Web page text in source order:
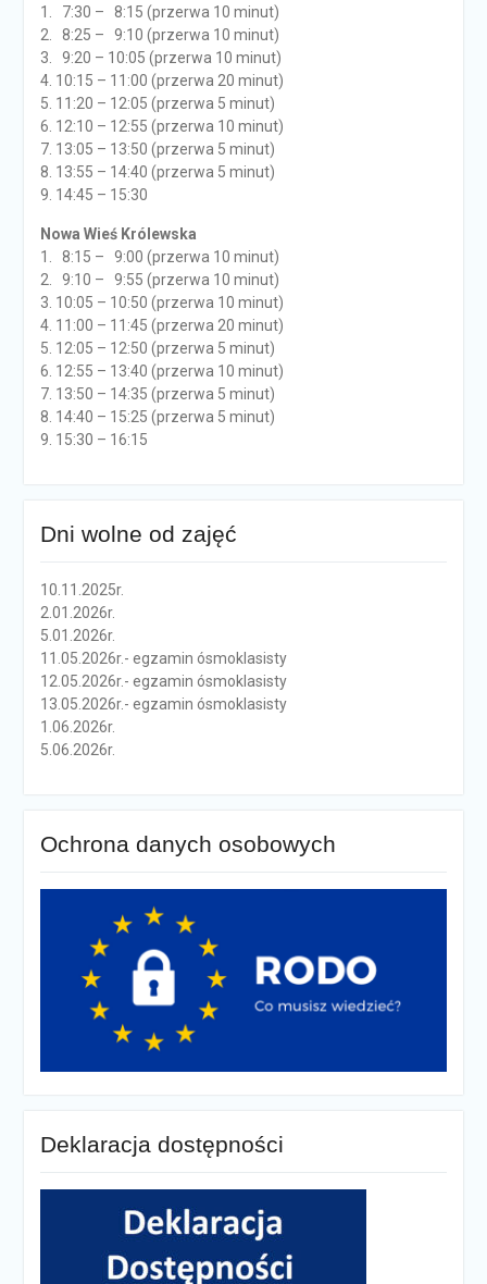
1. 7:30 – 8:15 (przerwa 10 minut)
2. 8:25 – 9:10 (przerwa 10 minut)
3. 9:20 – 10:05 (przerwa 10 minut)
4. 10:15 – 11:00 (przerwa 20 minut)
5. 11:20 – 12:05 (przerwa 5 minut)
6. 12:10 – 12:55 (przerwa 10 minut)
7. 13:05 – 13:50 (przerwa 5 minut)
8. 13:55 – 14:40 (przerwa 5 minut)
9. 14:45 – 15:30
Nowa Wieś Królewska
1. 8:15 – 9:00 (przerwa 10 minut)
2. 9:10 – 9:55 (przerwa 10 minut)
3. 10:05 – 10:50 (przerwa 10 minut)
4. 11:00 – 11:45 (przerwa 20 minut)
5. 12:05 – 12:50 (przerwa 5 minut)
6. 12:55 – 13:40 (przerwa 10 minut)
7. 13:50 – 14:35 (przerwa 5 minut)
8. 14:40 – 15:25 (przerwa 5 minut)
9. 15:30 – 16:15
Dni wolne od zajęć
10.11.2025r.
2.01.2026r.
5.01.2026r.
11.05.2026r.- egzamin ósmoklasisty
12.05.2026r.- egzamin ósmoklasisty
13.05.2026r.- egzamin ósmoklasisty
1.06.2026r.
5.06.2026r.
Ochrona danych osobowych
Deklaracja dostępności